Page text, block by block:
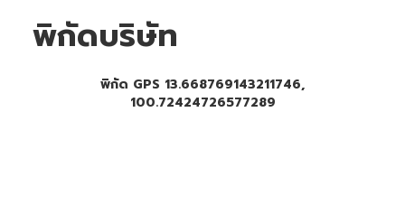
พิกัดบริษัท
พิกัด GPS 13.668769143211746,
100.72424726577289